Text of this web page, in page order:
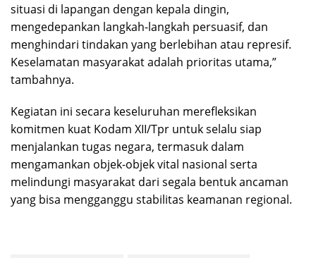
situasi di lapangan dengan kepala dingin,
mengedepankan langkah-langkah persuasif, dan
menghindari tindakan yang berlebihan atau represif.
Keselamatan masyarakat adalah prioritas utama,”
tambahnya.
Kegiatan ini secara keseluruhan merefleksikan
komitmen kuat Kodam XII/Tpr untuk selalu siap
menjalankan tugas negara, termasuk dalam
mengamankan objek-objek vital nasional serta
melindungi masyarakat dari segala bentuk ancaman
yang bisa mengganggu stabilitas keamanan regional.